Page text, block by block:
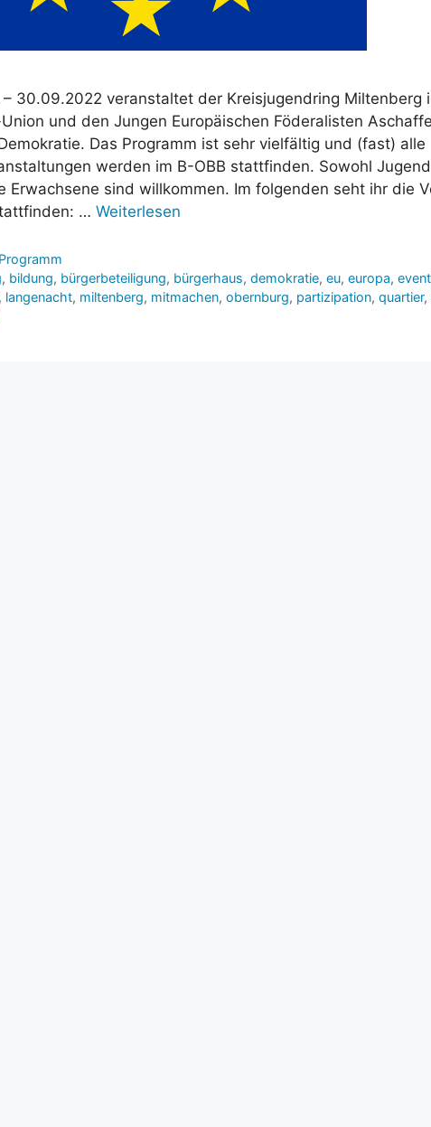
30.09.2022 veranstaltet der Kreisjugendring Miltenberg
und den Jungen Europäischen Föderalisten
Das Programm ist sehr vielfältig und (fast) alle
werden im B-OBB stattfinden. Sowohl
Erwachsene sind willkommen. Im folgenden seht ihr die
… Weiterlesen
Programm
, bildung, bürgerbeteiligung, bürgerhaus,demokratie,eu,europa,event
, langenacht, miltenberg, mitmachen, obernburg, partizipation, quartier,